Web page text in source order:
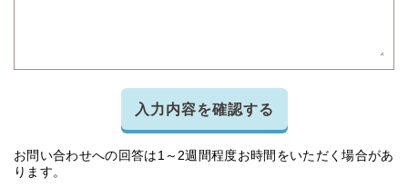
入力内容を確認する
お問い合わせへの回答は1～2週間程度お時間をいただく場合があ
ります。